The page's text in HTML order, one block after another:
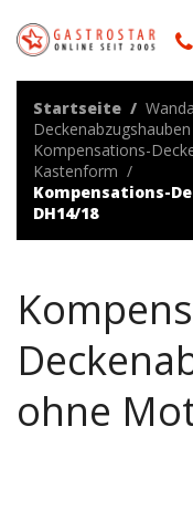
Startseite
Kompensations-
Kastenform
Kompensations-
DH14/18
ohne